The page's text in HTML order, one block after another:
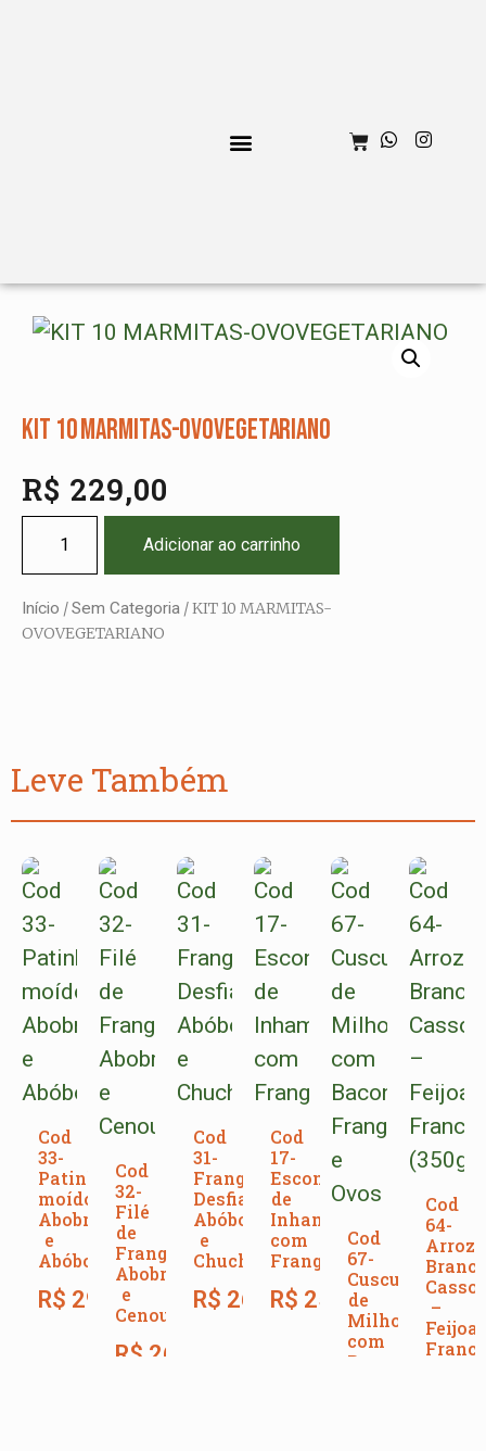
KIT 10 MARMITAS-OVOVEGETARIANO
R$ 229,00
Adicionar ao carrinho
Início /Sem Categoria / KIT 10 MARMITAS-
OVOVEGETARIANO
Leve Também
Cod
33-
Patinho
moído,
Abobrinha
e
Abóbora
R$ 29,00
Cod
32-
Filé
de
Frango,
Abobrinha
e
Cenoura
R$ 26,00
Cod
31-
Frango
Desfiado,
Abóbora
e
Chuchu
R$ 26,00
Cod
17-
Escondidinho
de
Inhame
com
Frango
R$ 25,00
Cod
67-
Cuscuz
de
Milho
com
Bacon,
Cod
64-
Arroz
–